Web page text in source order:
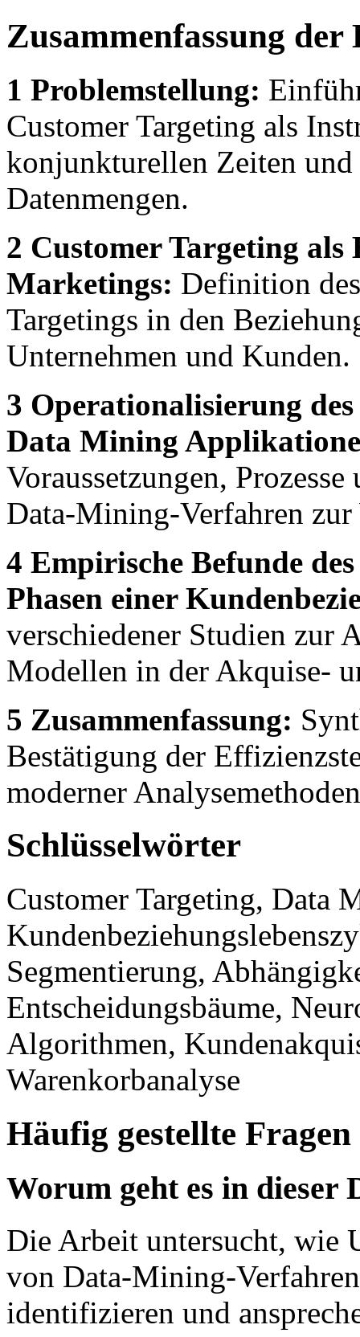
Zusammenfassung der
1 Problemstellung:
Customer Targeting als
konjunkturellen Zeiten
Datenmengen.
2 Customer Targeting als
Marketings: Definition
Targetings in den
Unternehmen und Kunden.
3 Operationalisierung
Data Mining
Voraussetzungen,
Data-Mining-Verfahren zur
4 Empirische Befunde
Phasen einer
verschiedener Studien zur
Modellen in der Akquise-
5 Zusammenfassung:
Bestätigung der
moderner
Schlüsselwörter
Customer Targeting, Data
Segmentierung,
Entscheidungsbäume,
Algorithmen,
Warenkorbanalyse
Häufig gestellte Fragen
Worum geht es in
Die Arbeit untersucht, wie
von Data-Mining-
identifizieren und